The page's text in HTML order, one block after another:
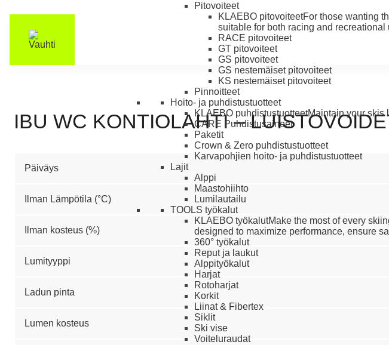
Pitovoiteet
KLAEBO pitovoiteetFor those wanting
suitable for both racing and recreational
RACE pitovoiteet
GT pitovoiteet
GS pitovoiteet
GS nestemäiset pitovoiteet
KS nestemäiset pitovoiteet
Pinnoitteet
Hoito- ja puhdistustuotteet
KLAEBO puhdistustuotteetMaintain your skis
CARE Puhdistusaineet
Paketit
Crown & Zero puhdistustuotteet
Karvapohjien hoito- ja puhdistustuotteet
Lajit
Alppi
Maastohiihto
Lumilautailu
TOOLS työkalut
KLAEBO työkalutMake the most of every
designed to maximize performance, ensure
360° työkalut
Reput ja laukut
Alppityökalut
Harjat
Rotoharjat
Korkit
Liinat & Fibertex
Siklit
Ski vise
Voiteluraudat
IBU WC KONTIOLAHTI –
Päiväys
Ilman Lämpötila (°C)
Ilman kosteus (%)
Lumityyppi
Ladun pinta
Lumen kosteus